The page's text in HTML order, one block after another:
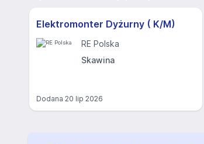
Elektromonter Dyżurny ( K/M)
RE Polska
Skawina
Dodana 20 lip 2026